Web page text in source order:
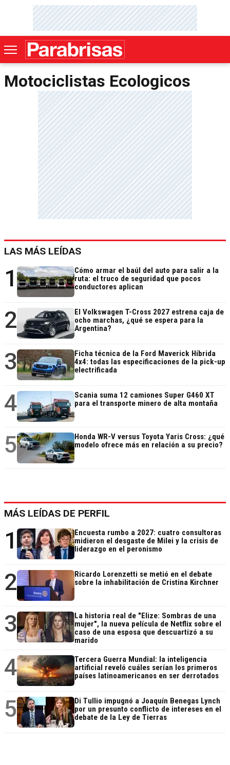
Motociclistas Ecologicos
LAS MÁS LEÍDAS
1
Cómo armar el baúl del auto para salir a la
ruta: el truco de seguridad que pocos
conductores aplican
2
El Volkswagen T-Cross 2027 estrena caja de
ocho marchas, ¿qué se espera para la
Argentina?
3
Ficha técnica de la Ford Maverick Híbrida
4x4: todas las especificaciones de la pick-up
electrificada
4
Scania suma 12 camiones Super G460 XT
para el transporte minero de alta montaña
5
Honda WR-V versus Toyota Yaris Cross: ¿qué
modelo ofrece más en relación a su precio?
MÁS LEÍDAS DE PERFIL
1
Encuesta rumbo a 2027: cuatro consultoras
midieron el desgaste de Milei y la crisis de
liderazgo en el peronismo
2
Ricardo Lorenzetti se metió en el debate
sobre la inhabilitación de Cristina Kirchner
3
La historia real de "Elize: Sombras de una
mujer", la nueva película de Netflix sobre el
caso de una esposa que descuartizó a su
marido
4
Tercera Guerra Mundial: la inteligencia
artificial reveló cuáles serían los primeros
países latinoamericanos en ser derrotados
5
Di Tullio impugnó a Joaquín Benegas Lynch
por un presunto conflicto de intereses en el
debate de la Ley de Tierras